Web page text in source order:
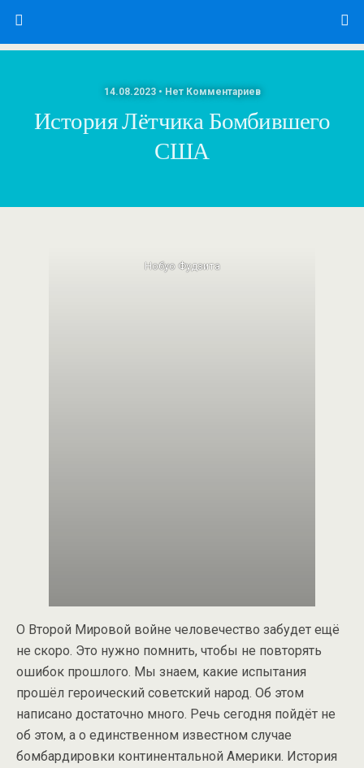
14.08.2023 • Нет Комментариев
История Лётчика Бомбившего
США
Нобуо Фудзита
О Второй Мировой войне человечество забудет ещё
не скоро. Это нужно помнить, чтобы не повторять
ошибок прошлого. Мы знаем, какие испытания
прошёл героический советский народ. Об этом
написано достаточно много. Речь сегодня пойдёт не
об этом, а о единственном известном случае
бомбардировки континентальной Америки. История